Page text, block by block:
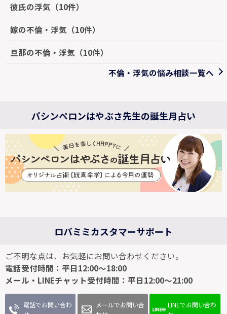
彼氏の浮気（10件）
嫁の不倫・浮気（10件）
旦那の不倫・浮気（10件）
不倫・浮気の悩み相談一覧へ
パシンペロンはやぶさ先生の誕生月占い
ロバミミカスタマーサポート
ご不明な点は、お気軽にお問い合わせください。
電話受付時間：平日12:00～18:00
メール・LINEチャット受付時間：平日12:00～21:00
電話でお問い合わ
メールでお問い合
LINEでお問い合わ